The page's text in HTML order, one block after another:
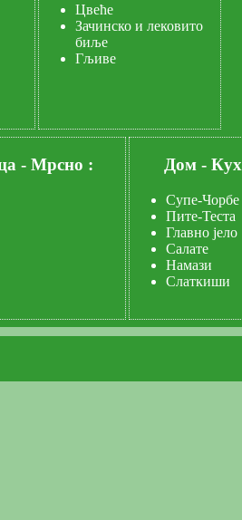
Цвеће
Зачинско и лековито
биље
Гљиве
- Мрсно : Дом -
Супе-Чорбе
Пите-Теста
Главно јело
Салате
Намази
Слаткиши